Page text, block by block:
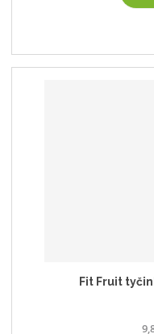
Fit Fruit